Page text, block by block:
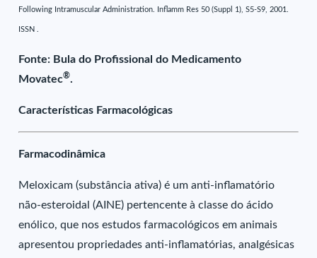
Following Intramuscular Administration. Inflamm Res 50 (Suppl 1), S5-S9, 2001.
ISSN .
Fonte: Bula do Profissional do Medicamento
Movatec®.
Características Farmacológicas
Farmacodinâmica
Meloxicam (substância ativa) é um anti-inflamatório
não-esteroidal (AINE) pertencente à classe do ácido
enólico, que nos estudos farmacológicos em animais
apresentou propriedades anti-inflamatórias, analgésicas